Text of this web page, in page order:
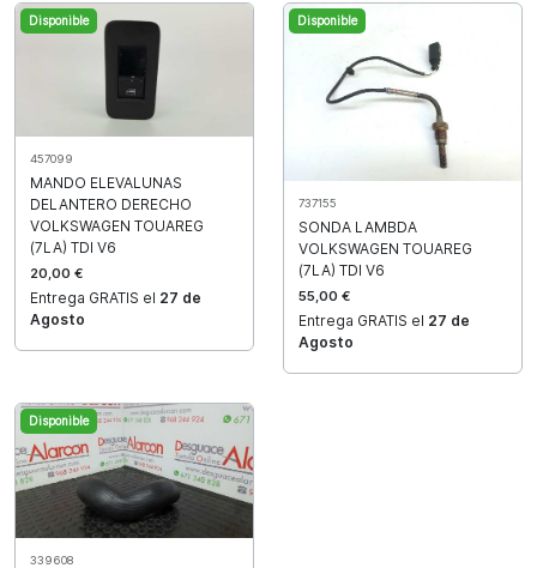
Disponible
457099
MANDO ELEVALUNAS
DELANTERO DERECHO
VOLKSWAGEN TOUAREG
(7LA) TDI V6
20,00 €
Entrega GRATIS el 27 de
Agosto
Disponible
737155
SONDA LAMBDA
VOLKSWAGEN TOUAREG
(7LA) TDI V6
55,00 €
Entrega GRATIS el 27 de
Agosto
Disponible
339608